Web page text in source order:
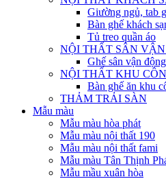
Giường ngủ, tab
Bàn ghế khách
Tủ treo quần áo
NỘI THẤT SÂN
Ghế sân vận động
NỘI THẤT KHU
Bàn ghế ăn khu
THẢM TRẢI SÀN
Mẫu màu
Mẫu màu hòa phát
Mẫu màu nội thất 190
Mẫu màu nội thất fami
Mẫu màu Tân Thịnh
Mẫu mầu xuân hòa